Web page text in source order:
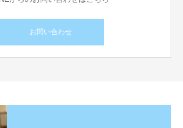
お問い合わせ